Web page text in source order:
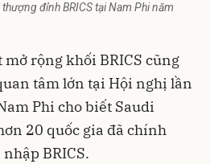
đỉnh BRICS tại Nam Phi năm
mở rộng khối BRICS cũng
tâm lớn tại Hội nghị lần
Phi cho biết Saudi
20 quốc gia đã chính
BRICS.